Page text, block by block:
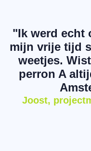
"Ik werd echt
mijn vrije tijd
weetjes.
perron A
Joost,